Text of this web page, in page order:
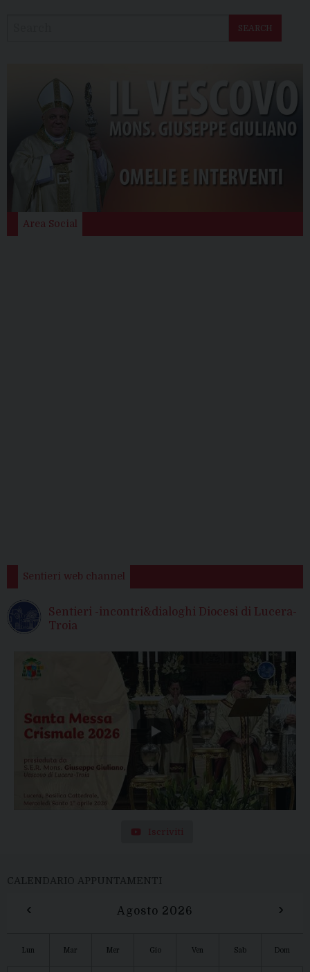
SEARCH
Area Social
Sentieri web channel
Sentieri -incontri&dialoghi Diocesi di Lucera-
Troia
Iscriviti
CALENDARIO APPUNTAMENTI
‹ Agosto 2026 ›
Lun Mar Mer Gio Ven Sab Dom